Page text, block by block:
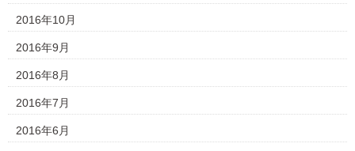
2016年10月
2016年9月
2016年8月
2016年7月
2016年6月